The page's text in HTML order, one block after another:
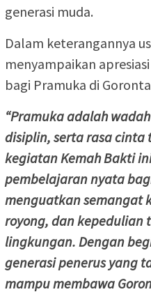
generasi muda.
Dalam keterangannya
menyampaikan
bagi Pramuka di
“Pramuka adalah
disiplin, serta rasa cinta
kegiatan Kemah Bakti
pembelajaran nyata
menguatkan semangat
royong, dan kepedulian
lingkungan. Dengan
generasi penerus yang
mampu membawa